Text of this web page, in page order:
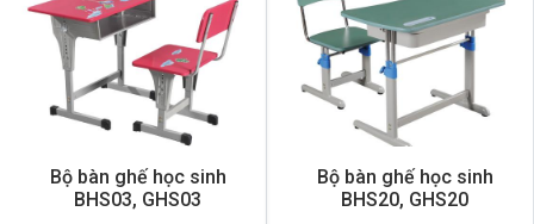
Bộ bàn ghế học sinh
BHS03, GHS03
Bộ bàn ghế học sinh
BHS20, GHS20